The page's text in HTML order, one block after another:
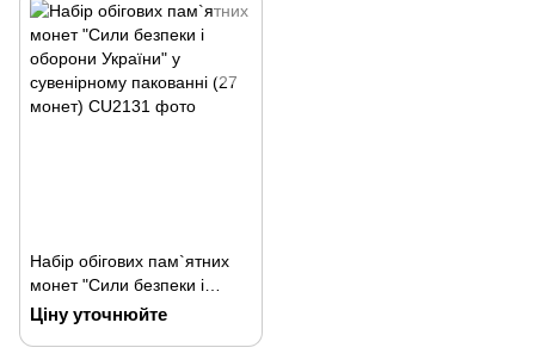
Набір обігових пам`ятних
монет "Сили безпеки і
оборони України" у
Ціну уточнюйте